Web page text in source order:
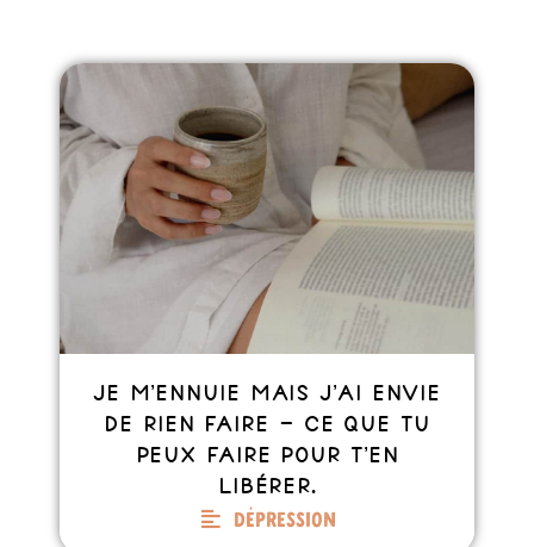
Je m’ennuie mais j’ai envie
de rien faire – Ce que tu
peux faire pour t’en
libérer.
Dépression